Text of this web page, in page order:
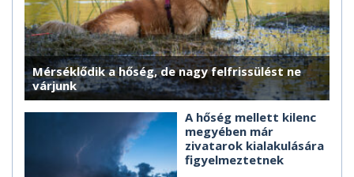
Mérséklődik a hőség, de nagy felfrissülést ne
várjunk
A hőség mellett kilenc
megyében már
zivatarok kialakulására
figyelmeztetnek